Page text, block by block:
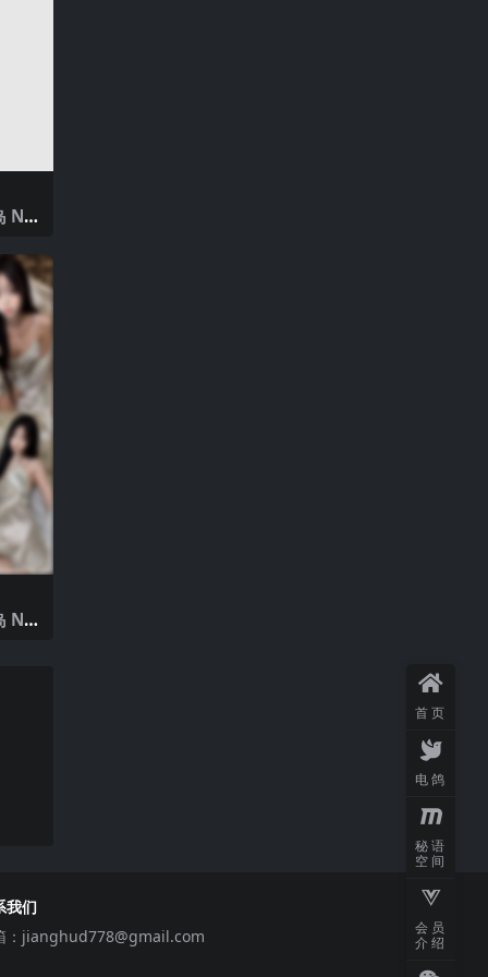
NO.
NO.
我们
jianghud778@gmail.com
首页
电鸽
秘语
空间
会员
介绍